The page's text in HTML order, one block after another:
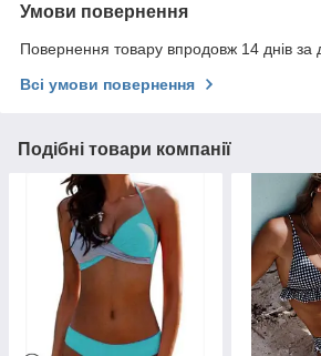
Умови повернення
Повернення товару впродовж 14 днів за
Всі умови повернення
Подібні товари компанії